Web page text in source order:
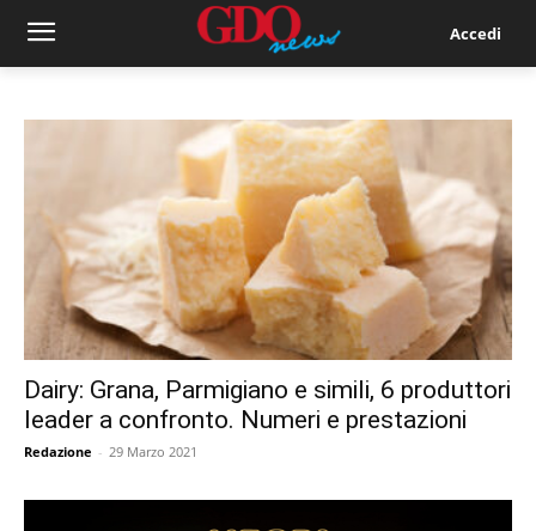
Accedi
Dairy: Grana, Parmigiano e simili, 6 produttori
leader a confronto. Numeri e prestazioni
Redazione - 29 Marzo 2021